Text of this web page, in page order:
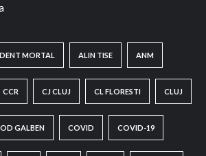
MORTAL ALIN TISE ANM
CCR CJ CLUJ CL FLORESTI CLUJ
GALBEN COVID COVID-19